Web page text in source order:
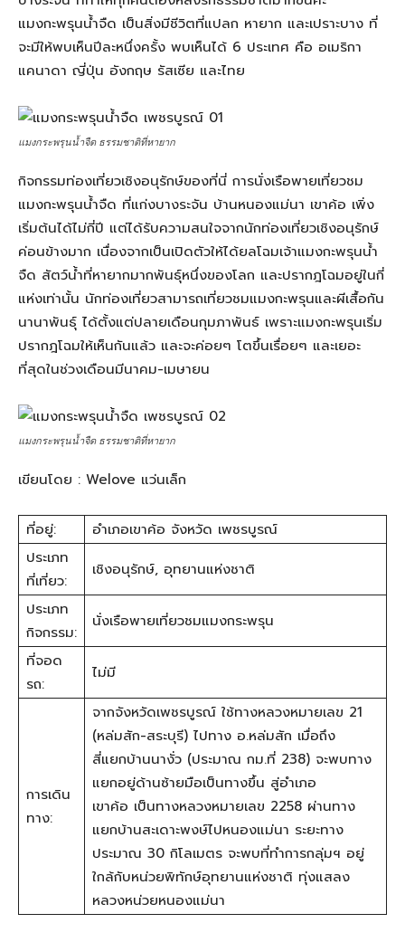
แมงกะพรุนน้ำจืด เป็นสิ่งมีชีวิตที่แปลก หายาก และเปราะบาง ที่
จะมีให้พบเห็นปีละหนึ่งครั้ง พบเห็นได้ 6 ประเทศ คือ อเมริกา
แคนาดา ญี่ปุ่น อังกฤษ รัสเซีย และไทย
แมงกระพรุนน้ำจืด ธรรมชาติที่หายาก
กิจกรรมท่องเที่ยวเชิงอนุรักษ์ของที่นี่ การนั่งเรือพายเที่ยวชม
แมงกะพรุนน้ำจืด ที่แก่งบางระจัน บ้านหนองแม่นา เขาค้อ เพิ่ง
เริ่มต้นได้ไม่กี่ปี แต่ได้รับความสนใจจากนักท่องเที่ยวเชิงอนุรักษ์
ค่อนข้างมาก เนื่องจากเป็นเปิดตัวให้ได้ยลโฉมเจ้าแมงกะพรุนน้ำ
จืด สัตว์น้ำที่หายากมากพันธุ์หนึ่งของโลก และปรากฎโฉมอยู่ในกี่
แห่งเท่านั้น นักท่องเที่ยวสามารถเที่ยวชมแมงกะพรุนและผีเสื้อกัน
นานาพันธุ์ ได้ตั้งแต่ปลายเดือนกุมภาพันธ์ เพราะแมงกะพรุนเริ่ม
ปรากฎโฉมให้เห็นกันแล้ว และจะค่อยๆ โตขึ้นเรื่อยๆ และเยอะ
ที่สุดในช่วงเดือนมีนาคม-เมษายน
แมงกระพรุนน้ำจืด ธรรมชาติที่หายาก
เขียนโดย : Welove แว่นเล็ก
ที่อยู่:
อำเภอเขาค้อ จังหวัด เพชรบูรณ์
ประเภท
ที่เที่ยว:
เชิงอนุรักษ์, อุทยานแห่งชาติ
ประเภท
กิจกรรม:
นั่งเรือพายเที่ยวชมแมงกระพรุน
ที่จอด
รถ:
ไม่มี
การเดิน
ทาง:
จากจังหวัดเพชรบูรณ์ ใช้ทางหลวงหมายเลข 21
(หล่มสัก-สระบุรี) ไปทาง อ.หล่มสัก เมื่อถึง
สี่แยกบ้านนางั่ว (ประมาณ กม.ที่ 238) จะพบทาง
แยกอยู่ด้านซ้ายมือเป็นทางขึ้น สู่อำเภอ
เขาค้อ เป็นทางหลวงหมายเลข 2258 ผ่านทาง
แยกบ้านสะเดาะพงษ์ไปหนองแม่นา ระยะทาง
ประมาณ 30 กิโลเมตร จะพบที่ทำการกลุ่มฯ อยู่
ใกล้กับหน่วยพิทักษ์อุทยานแห่งชาติ ทุ่งแสลง
หลวงหน่วยหนองแม่นา